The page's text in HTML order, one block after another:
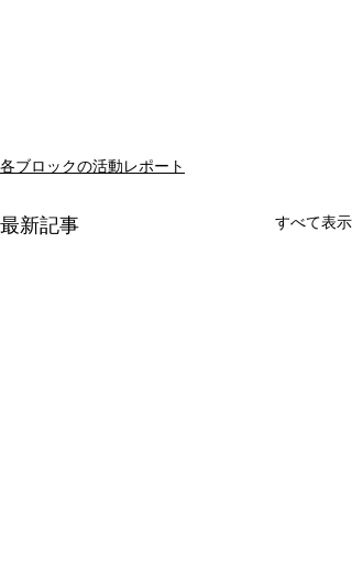
各ブロックの活動レポート
最新記事 すべて表示